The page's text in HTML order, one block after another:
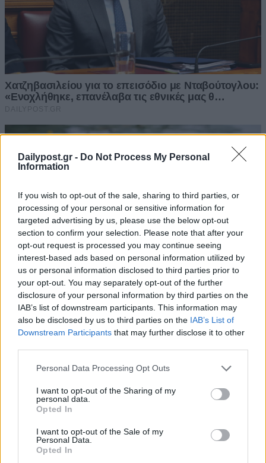
Dailypost.gr - Do Not Process My Personal
Information
If you wish to opt-out of the sale, sharing to third parties, or
processing of your personal or sensitive information for
targeted advertising by us, please use the below opt-out
section to confirm your selection. Please note that after your
opt-out request is processed you may continue seeing
interest-based ads based on personal information utilized by
us or personal information disclosed to third parties prior to
your opt-out. You may separately opt-out of the further
disclosure of your personal information by third parties on the
IAB’s list of downstream participants. This information may
also be disclosed by us to third parties on the IAB’s List of
Downstream Participants that may further disclose it to other
Personal Data Processing Opt Outs
I want to opt-out of the Sharing of my
personal data.
Opted In
I want to opt-out of the Sale of my
Personal Data.
Opted In